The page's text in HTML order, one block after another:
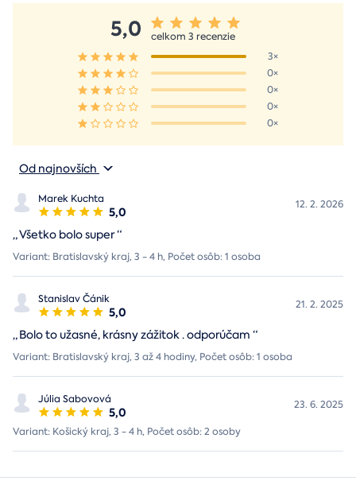
5,0
celkom 3 recenzie
3×
0×
0×
0×
0×
Od najnovších
Marek Kuchta
5,0 12. 2. 2026
„Všetko bolo super“
Variant: Bratislavský kraj, 3 - 4 h, Počet osôb: 1 osoba
Stanislav Čánik
5,0 21. 2. 2025
„Bolo to užasné, krásny zážitok . odporúčam “
Variant: Bratislavský kraj, 3 až 4 hodiny, Počet osôb: 1 osoba
Júlia Sabovová
5,0 23. 6. 2025
Variant: Košický kraj, 3 - 4 h, Počet osôb: 2 osoby